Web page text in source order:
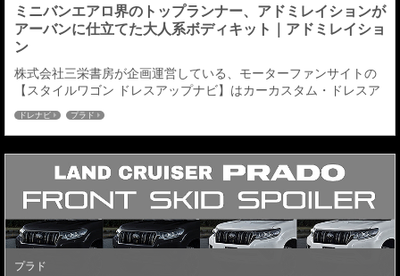
ミニバンエアロ界のトップランナー、アドミレイションが
アーバンに仕立てた大人系ボディキット｜アドミレイショ
ン
株式会社三栄書房が企画運営している、モーターファンサイトの
【スタイルワゴン ドレスアップナビ】はカーカスタム・ドレスア
ップの発信型WEBサイト。 ドレナビにてランドクルーザー プラド
の記事が掲載されましたのでご紹介させていただきます。 150系
ランドクルーザープラドに装着したい、いま注目のエアロキット
は？ →記事の続きはこちら←
ドレナビ プラド
プラド